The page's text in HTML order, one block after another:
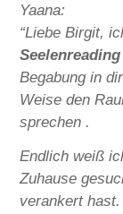
Yaana:
“Liebe Birgit,
Seelenreading
Begabung in
Weise den
sprechen .
Endlich weiß
Zuhause
verankert